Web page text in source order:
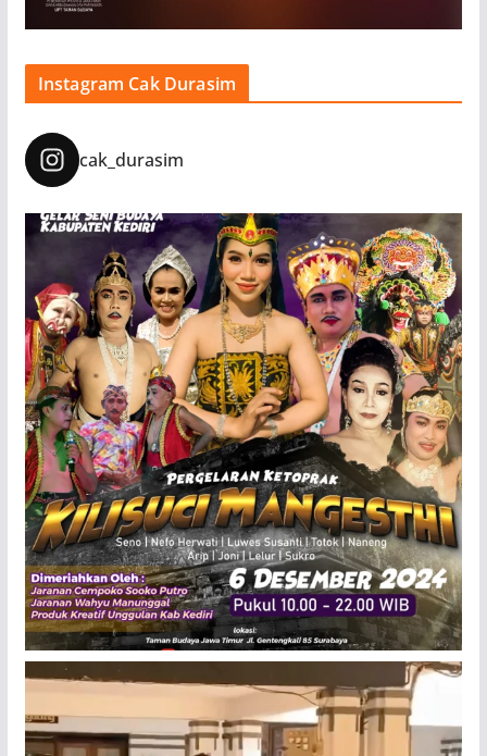
Instagram Cak Durasim
cak_durasim